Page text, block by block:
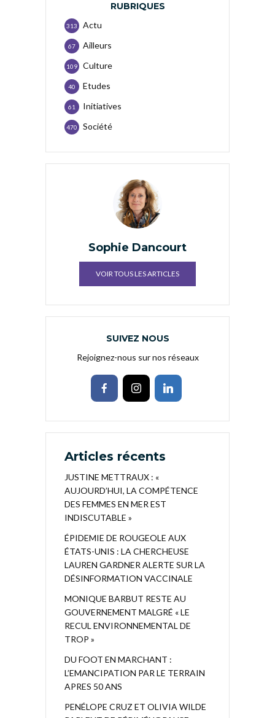
RUBRIQUES
Actu
313
Ailleurs
67
Culture
109
Etudes
40
Initiatives
61
Société
470
Sophie Dancourt
VOIR TOUS LES ARTICLES
SUIVEZ NOUS
Rejoignez-nous sur nos réseaux
Articles récents
JUSTINE METTRAUX : «
AUJOURD’HUI, LA COMPÉTENCE
DES FEMMES EN MER EST
INDISCUTABLE »
ÉPIDEMIE DE ROUGEOLE AUX
ÉTATS-UNIS : LA CHERCHEUSE
LAUREN GARDNER ALERTE SUR LA
DÉSINFORMATION VACCINALE
MONIQUE BARBUT RESTE AU
GOUVERNEMENT MALGRÉ « LE
RECUL ENVIRONNEMENTAL DE
TROP »
DU FOOT EN MARCHANT :
L’EMANCIPATION PAR LE TERRAIN
APRES 50 ANS
PENÉLOPE CRUZ ET OLIVIA WILDE